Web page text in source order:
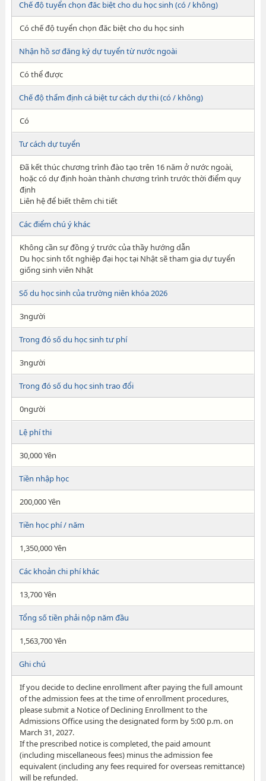
Chế độ tuyển chọn đăc biệt cho du học sinh (có / không)
Có chế độ tuyển chọn đăc biệt cho du học sinh
Nhận hồ sơ đăng ký dự tuyển từ nước ngoài
Có thể được
Chế độ thẩm định cá biệt tư cách dự thi (có / không)
Có
Tư cách dự tuyển
Đã kết thúc chương trình đào tạo trên 16 năm ở nước ngoài,
hoặc có dự định hoàn thành chương trình trước thời điểm quy
định
Liên hệ để biết thêm chi tiết
Các điểm chú ý khác
Không cần sự đồng ý trước của thầy hướng dẫn
Du học sinh tốt nghiệp đại học tại Nhật sẽ tham gia dự tuyển
giống sinh viên Nhật
Số du học sinh của trường niên khóa 2026
3người
Trong đó số du học sinh tư phí
3người
Trong đó số du học sinh trao đổi
0người
Lệ phí thi
30,000 Yên
Tiền nhập học
200,000 Yên
Tiền học phí / năm
1,350,000 Yên
Các khoản chi phí khác
13,700 Yên
Tổng số tiền phải nộp năm đầu
1,563,700 Yên
Ghi chú
If you decide to decline enrollment after paying the full amount
of the admission fees at the time of enrollment procedures,
please submit a Notice of Declining Enrollment to the
Admissions Office using the designated form by 5:00 p.m. on
March 31, 2027.
If the prescribed notice is completed, the paid amount
(including miscellaneous fees) minus the admission fee
equivalent (including any fees required for overseas remittance)
will be refunded.